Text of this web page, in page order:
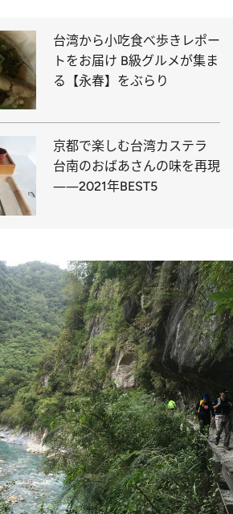
台湾から小吃食べ歩きレポー
トをお届け B級グルメが集ま
る【永春】をぶらり
京都で楽しむ台湾カステラ
台南のおばあさんの味を再現
――2021年BEST5